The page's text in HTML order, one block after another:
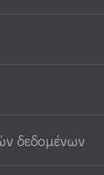
δεδομένων